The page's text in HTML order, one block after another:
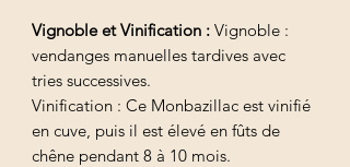
Vignoble et Vinification : Vignoble :
vendanges manuelles tardives avec
tries successives.
Vinification : Ce Monbazillac est vinifié
en cuve, puis il est élevé en fûts de
chêne pendant 8 à 10 mois.